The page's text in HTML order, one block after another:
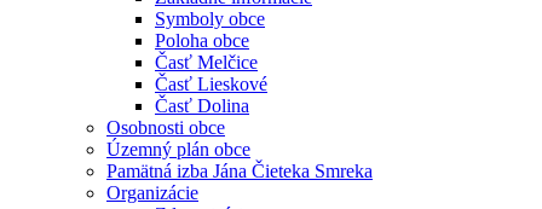
Symboly obce
Poloha obce
Časť Melčice
Časť Lieskové
Časť Dolina
Osobnosti obce
Územný plán obce
Pamätná izba Jána Čieteka Smreka
Organizácie